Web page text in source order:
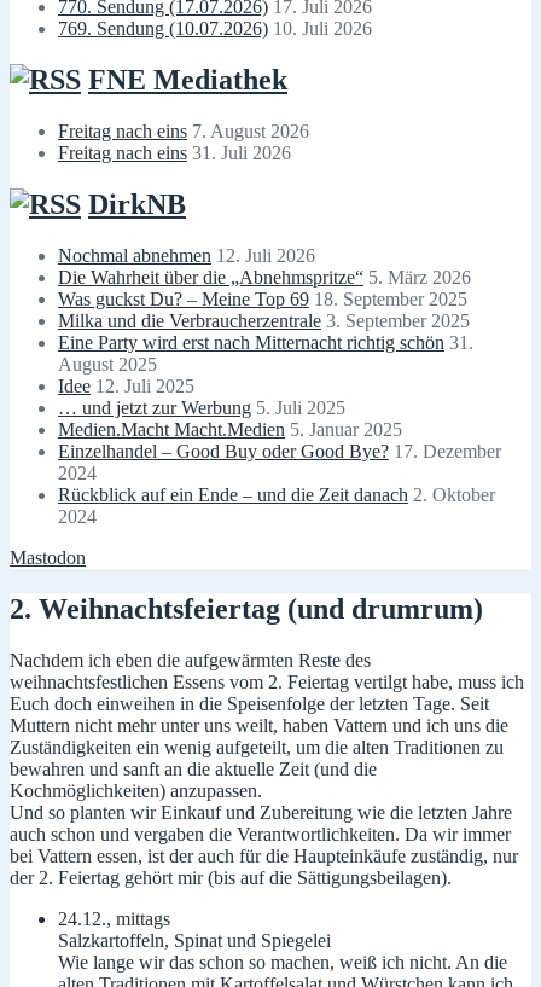
770. Sendung (17.07.2026) 17. Juli 2026
769. Sendung (10.07.2026) 10. Juli 2026
FNE Mediathek
Freitag nach eins 7. August 2026
Freitag nach eins 31. Juli 2026
DirkNB
Nochmal abnehmen 12. Juli 2026
Die Wahrheit über die „Abnehmspritze“ 5. März 2026
Was guckst Du? – Meine Top 69 18. September 2025
Milka und die Verbraucherzentrale 3. September 2025
Eine Party wird erst nach Mitternacht richtig schön 31.
August 2025
Idee 12. Juli 2025
… und jetzt zur Werbung 5. Juli 2025
Medien.Macht Macht.Medien 5. Januar 2025
Einzelhandel – Good Buy oder Good Bye? 17. Dezember
2024
Rückblick auf ein Ende – und die Zeit danach 2. Oktober
2024
Mastodon
2. Weihnachtsfeiertag (und drumrum)
Nachdem ich eben die aufgewärmten Reste des
weihnachtsfestlichen Essens vom 2. Feiertag vertilgt habe, muss ich
Euch doch einweihen in die Speisenfolge der letzten Tage. Seit
Muttern nicht mehr unter uns weilt, haben Vattern und ich uns die
Zuständigkeiten ein wenig aufgeteilt, um die alten Traditionen zu
bewahren und sanft an die aktuelle Zeit (und die
Kochmöglichkeiten) anzupassen.
Und so planten wir Einkauf und Zubereitung wie die letzten Jahre
auch schon und vergaben die Verantwortlichkeiten. Da wir immer
bei Vattern essen, ist der auch für die Haupteinkäufe zuständig, nur
der 2. Feiertag gehört mir (bis auf die Sättigungsbeilagen).
24.12., mittags
Salzkartoffeln, Spinat und Spiegelei
Wie lange wir das schon so machen, weiß ich nicht. An die